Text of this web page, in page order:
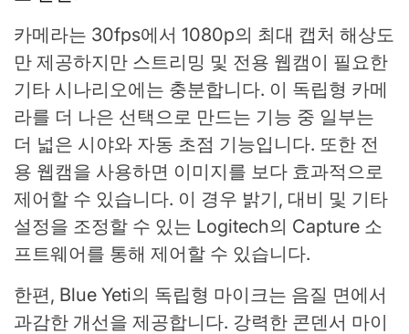
카메라는 30fps에서 1080p의 최대 캡처 해상도
만 제공하지만 스트리밍 및 전용 웹캠이 필요한
기타 시나리오에는 충분합니다. 이 독립형 카메
라를 더 나은 선택으로 만드는 기능 중 일부는
더 넓은 시야와 자동 초점 기능입니다. 또한 전
용 웹캠을 사용하면 이미지를 보다 효과적으로
제어할 수 있습니다. 이 경우 밝기, 대비 및 기타
설정을 조정할 수 있는 Logitech의 Capture 소
프트웨어를 통해 제어할 수 있습니다.
한편, Blue Yeti의 독립형 마이크는 음질 면에서
과감한 개선을 제공합니다. 강력한 콘덴서 마이